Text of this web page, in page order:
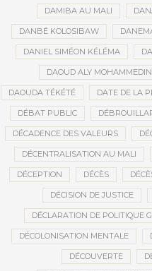
DAMIBA AU MALI
DANBÉ KOLOSIBAW
DANIEL SIMÉON KÉLÉMA
DAOUD ALY
DAOUDA TÉKÉTÉ DATE DE LA
DÉBAT PUBLIC
DÉCADENCE DES VALEURS
DÉCENTRALISATION AU MALI
DÉCEPTION DÉCÈS
DÉCISION DE JUSTICE
DÉCLARATION DE POLITIQUE
DÉCOLONISATION MENTALE
DÉCOUVERTE